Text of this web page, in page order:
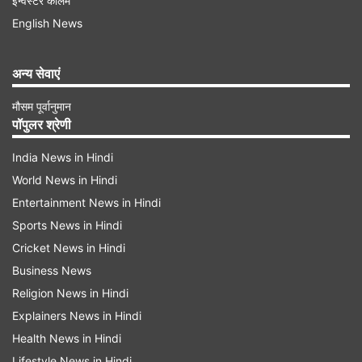
अगर दुश्मनों ने ये कोशिश जारी रखी, तो हमारी सेना तय
द्वारा तय लक्ष्य को अब हम अमल में लाकर रहेंगे। अब मुंहतोड़
जवाब दिया जाएगा।
English News
अन्य सेवाएं
मौसम पूर्वानुमान
पॉपुलर श्रेणी
India News in Hindi
World News in Hindi
Entertainment News in Hindi
Sports News in Hindi
Cricket News in Hindi
Business News
Religion News in Hindi
Explainers News in Hindi
Health News in Hindi